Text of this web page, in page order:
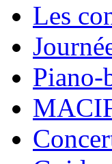
Les
Piano-